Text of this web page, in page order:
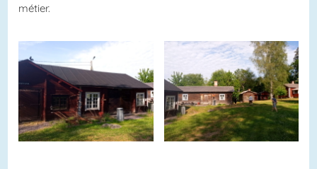
métier.